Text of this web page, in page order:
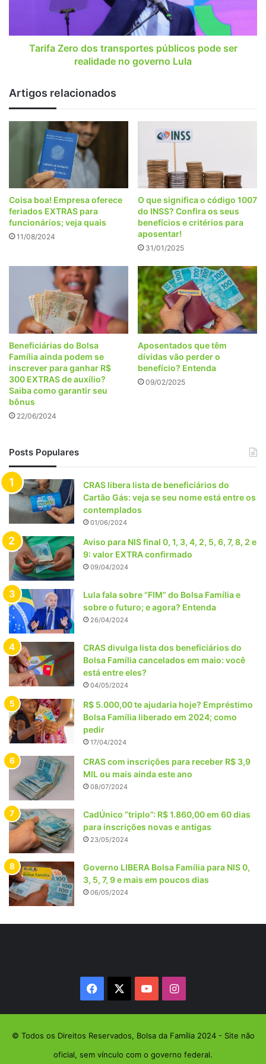
no
governoTarifa Zero dos transportes públicos pode ser
realidade no governo Lula
Artigos relacionados
Coisa boa! Empresa oferece
feriados EXTRAS para
funcionários; veja quais
11/08/2024
O que significa o código 1007
do INSS? Confira os seus
benefícios e critérios para
aposentar!
31/01/2025
Beneficiárias do Bolsa
Família ainda podem se
inscrever para ganhar R$
300 EXTRAS de auxílio?
Saiba como garantir seu
bônus
22/06/2024
Aposentados que têm
dívidas vão perder o
benefício? Entenda
09/02/2025
Posts Populares
CRAS libera lista de beneficiários do
Cartão Gás: veja se seu nome está entre os
contemplados
01/06/2024
Aviso para NIS final 0, 1, 3, 4, 2, 5, 6, 7, 8, 2 e
9: valor EXTRA confirmado
09/04/2024
Lula fala sobre “FIM” do Bolsa Família e
sobre o futuro; e agora? Entenda
26/04/2024
CRAS divulga lista dos beneficiários do
Bolsa Família cancelados em maio: você
está entre eles?
04/05/2024
R$ 5.000,00 te ajudaria hoje? Empréstimo
Bolsa Família liberado em 2024; como
pedir
17/04/2024
CRAS com inscrições para receber R$ 3,9
MIL ou mais ainda este ano
08/07/2024
CadÚnico “triplo”: R$ 1.860,00 em 60 dias
para inscrições novas e antigas
23/05/2024
Governo LIBERA Bolsa Família para NIS 0,
3, 5, 7, 9 e mais em poucos dias
06/05/2024
Facebook YouTubeInstagram
© Todos os Direitos Reservados, Bolsa da Família 2024 - Site não
oficial, sem vínculo com o governo federal.